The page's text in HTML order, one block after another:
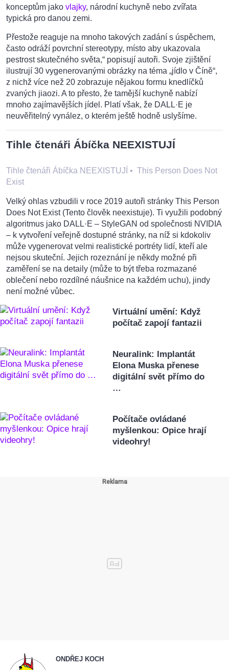
konceptům jako vlajky, národní kuchyně nebo zvířata
typická pro danou zemi.
Přestože reaguje na mnoho takových zadání s úspěchem,
často odráží povrchní stereotypy, místo aby ukazovala
pestrost skutečného světa,“ popisují autoři. Svoje zjištění
ilustrují 30 vygenerovanými obrázky na téma „jídlo v Číně“,
z nichž více než 20 zobrazuje nějakou formu knedlíčků
zvaných jiaozi. A to přesto, že tamější kuchyně nabízí
mnoho zajímavějších jídel. Platí však, že DALL·E je
neuvěřitelný vynález, o kterém ještě hodně uslyšíme.
Tihle čtenáři Ábíčka NEEXISTUJÍ
Tihle čtenáři Ábíčka NEEXISTUJÍ • This Person Does Not
Exist
Velký ohlas vzbudili v roce 2019 autoři stránky This Person
Does Not Exist (Tento člověk neexistuje). Ti využili podobný
algoritmus jako DALL·E – StyleGAN od společnosti NVIDIA
– k vytvoření veřejně dostupné stránky, na níž si kdokoliv
může vygenerovat velmi realistické portréty lidí, kteří ale
nejsou skuteční. Jejich rozeznání je někdy možné při
zaměření se na detaily (může to být třeba rozmazané
oblečení nebo rozdílné náušnice na každém uchu), jindy
není možné vůbec.
Virtuální umění: Když
počítač zapojí fantazii
Neuralink: Implantát
Elona Muska přenese
digitální svět přímo do
…
Počítače ovládané
myšlenkou: Opice hrají
videohry!
ONDŘEJ KOCH